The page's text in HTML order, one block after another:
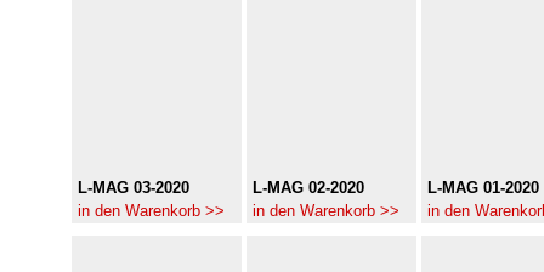
L-MAG 03-2020
in den Warenkorb >>
L-MAG 02-2020
in den Warenkorb >>
L-MAG 01-2020
in den